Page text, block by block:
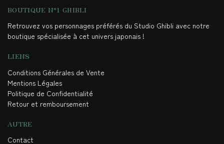
BOUTIQUE N°1 GHIBLI
Retrouvez vos personnages préférés du Studio Ghibli avec notre
boutique spécialisée à cet univers japonais !
LIENS
Conditions Générales de Vente
Mentions Légales
Politique de Confidentialité
Retour et remboursement
AUTRE
Contact